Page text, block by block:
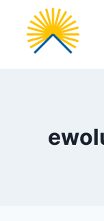
Przejdź
treści